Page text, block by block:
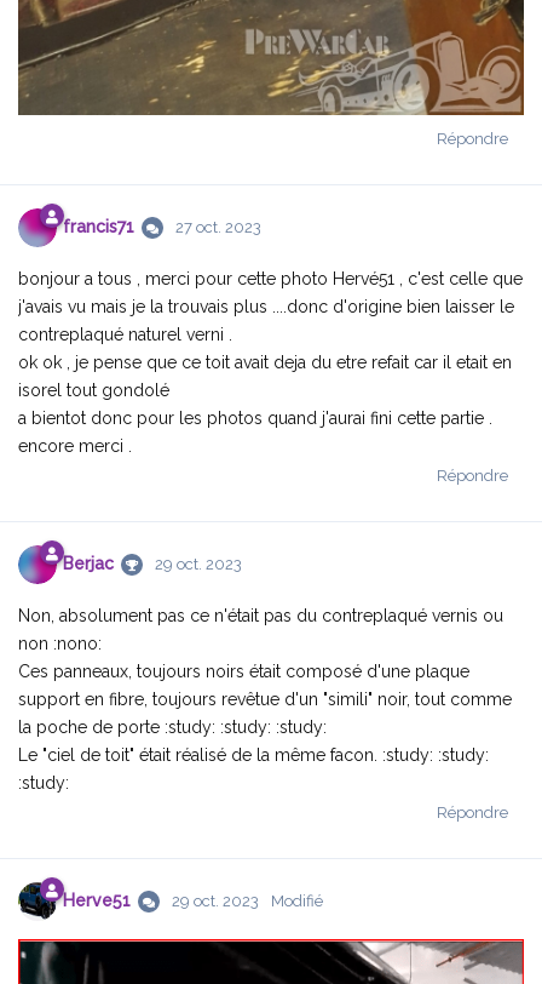
Répondre
francis71 27 oct. 2023
bonjour a tous , merci pour cette photo Hervé51 , c'est celle que
j'avais vu mais je la trouvais plus ....donc d'origine bien laisser le
contreplaqué naturel verni .
ok ok , je pense que ce toit avait deja du etre refait car il etait en
isorel tout gondolé
a bientot donc pour les photos quand j'aurai fini cette partie .
encore merci .
Répondre
Berjac 29 oct. 2023
Non, absolument pas ce n'était pas du contreplaqué vernis ou
non :nono:
Ces panneaux, toujours noirs était composé d'une plaque
support en fibre, toujours revêtue d'un "simili" noir, tout comme
la poche de porte :study: :study: :study:
Le "ciel de toit" était réalisé de la même facon. :study: :study:
:study:
Répondre
Herve51 29 oct. 2023 Modifié